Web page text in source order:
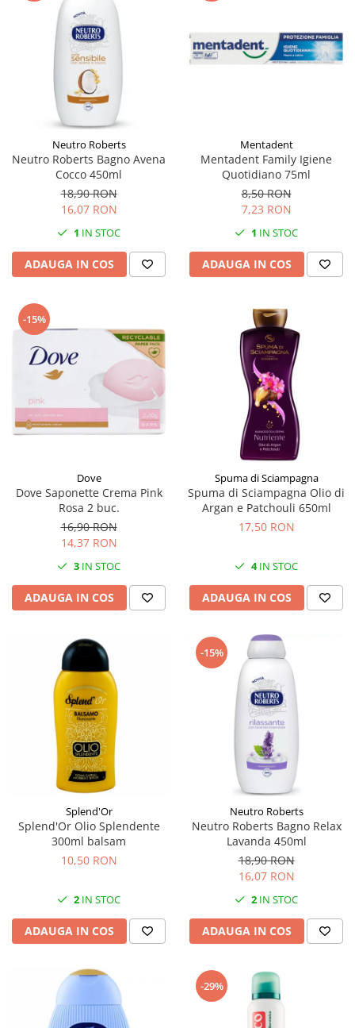
Neutro Roberts
Neutro Roberts Bagno Avena
Cocco 450ml
18,90 RON
16,07 RON
1 IN STOC
ADAUGA IN COS
Mentadent
Mentadent Family Igiene
Quotidiano 75ml
8,50 RON
7,23 RON
1 IN STOC
ADAUGA IN COS
-15%
Dove
Dove Saponette Crema Pink
Rosa 2 buc.
16,90 RON
14,37 RON
3 IN STOC
ADAUGA IN COS
Spuma di Sciampagna
Spuma di Sciampagna Olio di
Argan e Patchouli 650ml
17,50 RON
4IN STOC
ADAUGA IN COS
Splend'Or
Splend'Or Olio Splendente
300ml balsam
10,50 RON
2 IN STOC
ADAUGA IN COS
-15%
Neutro Roberts
Neutro Roberts Bagno Relax
Lavanda 450ml
18,90 RON
16,07 RON
2 IN STOC
ADAUGA IN COS
-29%